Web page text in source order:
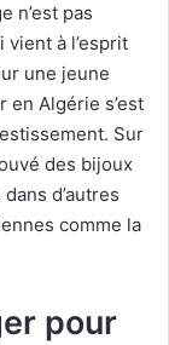
n’est pas
à l’esprit
une jeune
Algérie s’est
Sur
des bijoux
d’autres
comme la
pour